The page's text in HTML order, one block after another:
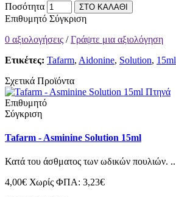
Ποσότητα ΣΤΟ ΚΑΛΑΘΙ
Επιθυμητό Σύγκριση
0 αξιολογήσεις /Γράψτε μια αξιολόγηση
Ετικέτες: Tafarm, Aidonine, Solution, 15ml
Σχετικά Προϊόντα
Επιθυμητό
Σύγκριση
Tafarm - Asminine Solution 15ml
Κατά του άσθματος των ωδικών πουλιών. ..
4,00€ Χωρίς ΦΠΑ: 3,23€